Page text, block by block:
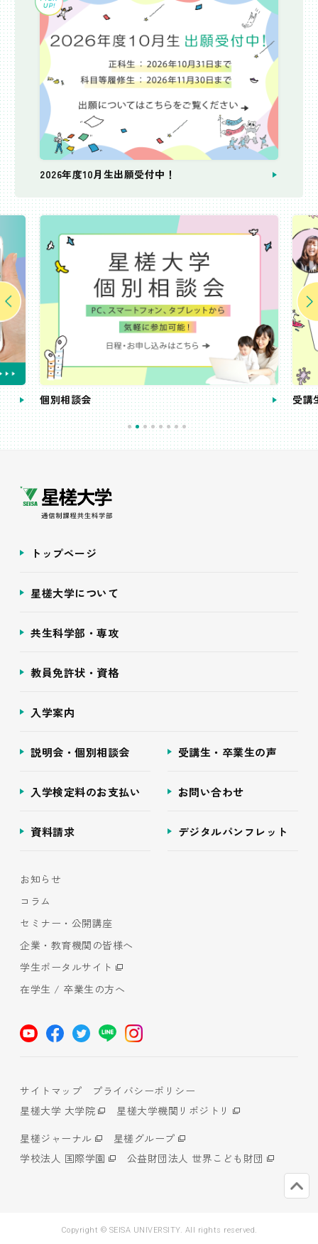
2026年度10月生出願受付中！
個別相談会 受講
トップページ
星槎大学について
共生科学部・専攻
教員免許状・資格
入学案内
説明会・個別相談会 受講生・卒業生の声
入学検定料のお支払い お問い合わせ
資料請求 デジタルパンフレット
お知らせ
コラム
セミナー・公開講座
企業・教育機関の皆様へ
学生ポータルサイト
在学生 / 卒業生の方へ
サイトマップ
プライバシーポリシー
星槎大学 大学院
星槎大学機関リポジトリ
星槎ジャーナル
星槎グループ
学校法人 国際学園
公益財団法人 世界こども財団
Copyright © SEISA UNIVERSITY. All rights reserved.